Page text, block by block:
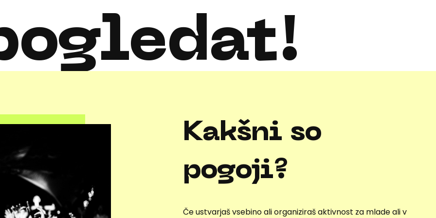
Kakšni so
pogoji?
Če ustvarjaš vsebino ali organiziraš aktivnost za mlade ali v